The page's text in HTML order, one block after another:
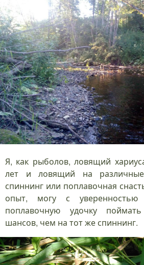
Я, как рыболов, ловящий
лет и ловящий на
спиннинг или поплавочная
опыт, могу с
поплавочную удочку
шансов, чем на тот же спиннинг.